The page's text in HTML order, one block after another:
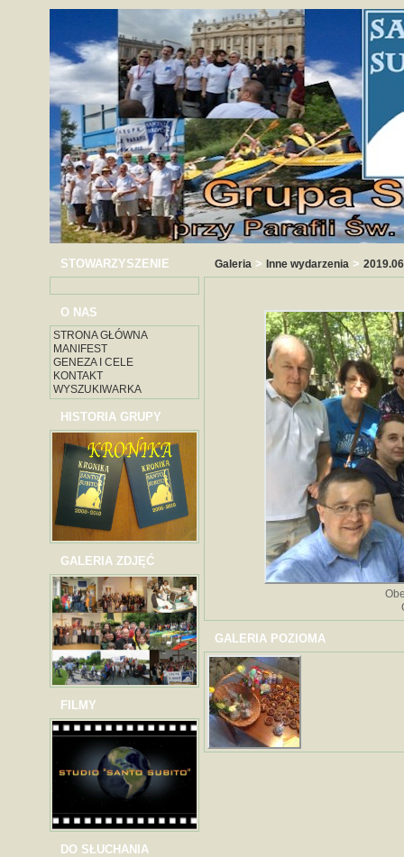
STOWARZYSZENIE
O NAS
STRONA GŁÓWNA
MANIFEST
GENEZA I CELE
KONTAKT
WYSZUKIWARKA
HISTORIA GRUPY
GALERIA ZDJĘĆ
FILMY
DO SŁUCHANIA
Galeria > Inne wydarzenia >
GALERIA POZIOMA